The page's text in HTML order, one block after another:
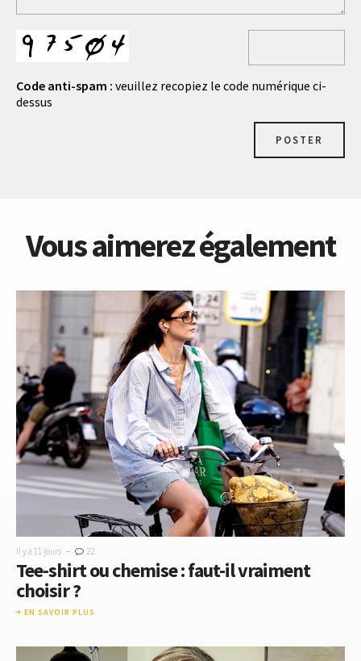
Code anti-spam : veuillez recopiez le code numérique ci-
dessus
POSTER
Vous aimerez également
Il y a 11 jours - 22
Tee-shirt ou chemise : faut-il vraiment
choisir ?
EN SAVOIR PLUS